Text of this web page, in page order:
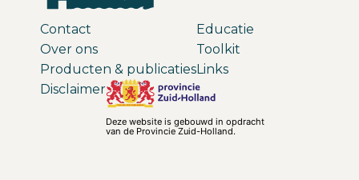
Contact
Over ons
Producten & publicaties
Educatie
Toolkit
Links
Disclaimer
Deze website is gebouwd in opdracht
van de Provincie Zuid-Holland.